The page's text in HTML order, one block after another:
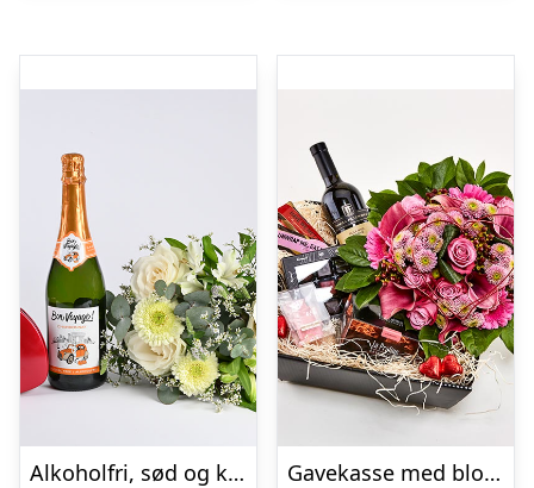
Alkoholfri, sød og kærlig gavehilsen – Send blomster med Bloomit
Gavekasse med blomstrende kærlighed – Send blomster med Bloomit